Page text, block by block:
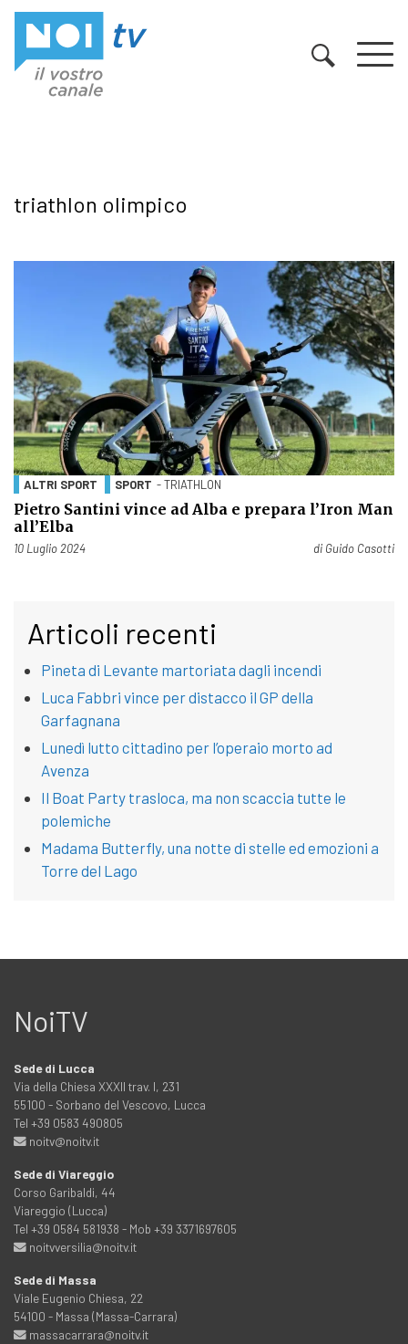
triathlon olimpico
ALTRI SPORT SPORT - TRIATHLON
Pietro Santini vince ad Alba e prepara l’Iron Man
all’Elba
Pubblicato il
10 Luglio 2024 di Guido Casotti
Articoli recenti
Pineta di Levante martoriata dagli incendi
Luca Fabbri vince per distacco il GP della
Garfagnana
Lunedì lutto cittadino per l’operaio morto ad
Avenza
Il Boat Party trasloca, ma non scaccia tutte le
polemiche
Madama Butterfly, una notte di stelle ed emozioni a
Torre del Lago
NoiTV
Sede di Lucca
Via della Chiesa XXXII trav. I, 231
55100 - Sorbano del Vescovo, Lucca
Tel +39 0583 490805
noitv@noitv.it
Sede di Viareggio
Corso Garibaldi, 44
Viareggio (Lucca)
Tel +39 0584 581938 - Mob +39 3371697605
noitvversilia@noitv.it
Sede di Massa
Viale Eugenio Chiesa, 22
54100 - Massa (Massa-Carrara)
massacarrara@noitv.it